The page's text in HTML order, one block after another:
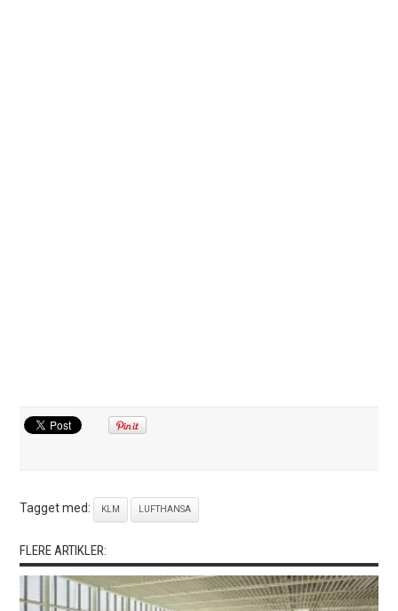
Tagget med: KLM LUFTHANSA
FLERE ARTIKLER: